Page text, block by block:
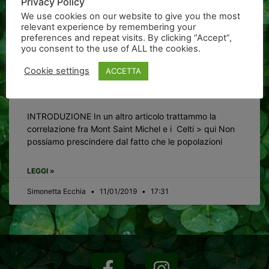
INTRODUZIONE In un altro articolo trattammo la
correlazione fra Mont Saint Michel e i Celti > qui Non
possiamo prescindere dal fatto che le popolazioni
LEGGI »
Simonetta Ecchia 11/01/2019 17:31
We use cookies on our website to give you the most
relevant experience by remembering your
preferences and repeat visits. By clicking “Accept”,
you consent to the use of ALL the cookies.
Cookie settings ACCETTA